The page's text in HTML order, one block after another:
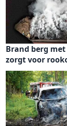
Brand berg
zorgt voor